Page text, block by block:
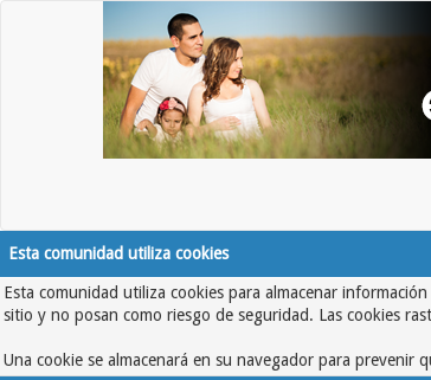
Esta comunidad utiliza cookies
Esta comunidad utiliza cookies para almacenar
sitio y no posan como riesgo de seguridad. Las cookies
Una cookie se almacenará en su navegador para prevenir